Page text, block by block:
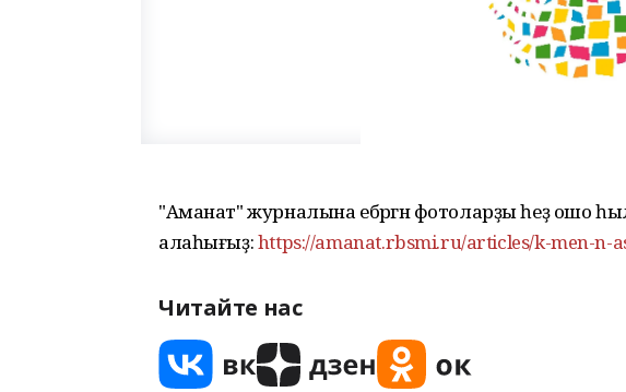
"Аманат" журналына ебәргән фотоларҙы һеҙ ошо
алаһығыҙ:https://amanat.rbsmi.ru/articles/k-men-n-
Читайте нас